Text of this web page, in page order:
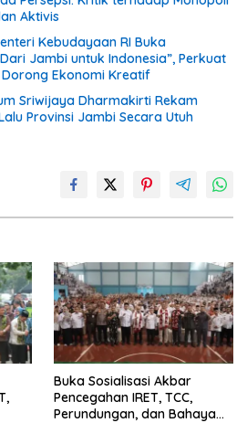
Aktivis
Kebudayaan RI Buka
Jambi untuk Indonesia”, Perkuat
Ekonomi Kreatif
Sriwijaya Dharmakirti Rekam
Provinsi Jambi Secara Utuh
Buka Sosialisasi Akbar
Pencegahan IRET, TCC,
Perundungan, dan Bahaya